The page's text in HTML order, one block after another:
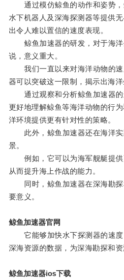
通过模仿鲸鱼的动作和姿势，
水下机器人及深海探测器等提供
出令人难以置信的速度表现。
鲸鱼加速器的研发，对于海洋
说，意义重大。
我们一直以来对海洋动物的速
器可以突破这一限制，揭示出海
通过观察和分析鲸鱼加速器的
更好地理解鲸鱼等海洋动物的行
洋环境提供更有针对性的策略。
此外，鲸鱼加速器还在海洋实
景。
例如，它可以为海军舰艇提供
从而提升海上作战的能力。
同时，鲸鱼加速器在深海勘探
要意义。
鲸鱼加速器官网
它能够加快水下探测器的速度
深海资源的数据，为深海勘探和资
鲸鱼加速器ios下载